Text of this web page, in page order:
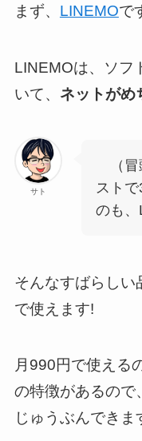
まず、 LINEMOで
LINEMOは、ソフ
いて、 ネットがめ
サト
（冒
スト
のも、
そんなすばらしい
で使えます!
月990円で使える
の特徴があるので
じゅうぶんできま